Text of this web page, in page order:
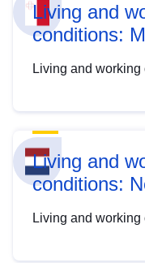
Living and
conditions:
Living and
Living and
conditions:
Living and